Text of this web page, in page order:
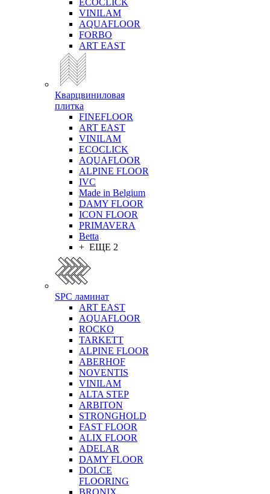
ECOCLICK
VINILAM
AQUAFLOOR
FORBO
ART EAST
Кварцвиниловая
плитка
FINEFLOOR
ART EAST
VINILAM
ECOCLICK
AQUAFLOOR
ALPINE FLOOR
IVC
Made in Belgium
DAMY FLOOR
ICON FLOOR
PRIMAVERA
Betta
+ ЕЩЕ 2
SPC ламинат
ART EAST
AQUAFLOOR
ROCKO
TARKETT
ALPINE FLOOR
ABERHOF
NOVENTIS
VINILAM
ALTA STEP
ARBITON
STRONGHOLD
FAST FLOOR
ALIX FLOOR
ADELAR
DAMY FLOOR
DOLCE
FLOORING
BRONIX